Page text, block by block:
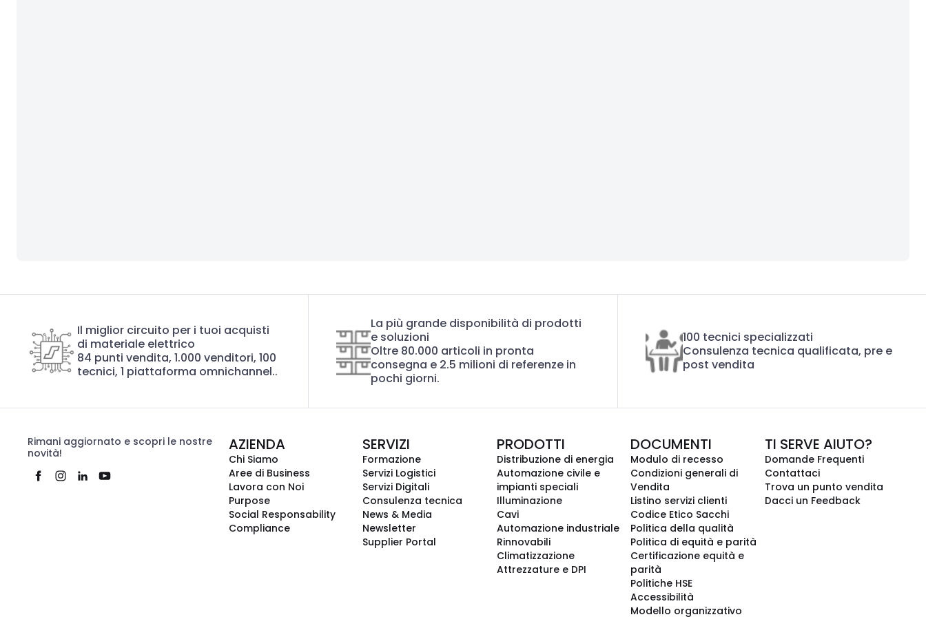
Il miglior circuito per i tuoi acquisti
di materiale elettrico
84 punti vendita, 1.000 venditori, 100
tecnici, 1 piattaforma omnichannel..
La più grande disponibilità di prodotti
e soluzioni
Oltre 80.000 articoli in pronta
consegna e 2.5 milioni di referenze in
pochi giorni.
100 tecnici specializzati
Consulenza tecnica qualificata, pre e
post vendita
Rimani aggiornato e scopri le nostre
novità!
AZIENDA
Chi Siamo
Aree di Business
Lavora con Noi
Purpose
Social Responsability
Compliance
SERVIZI
Formazione
Servizi Logistici
Servizi Digitali
Consulenza tecnica
News & Media
Newsletter
Supplier Portal
PRODOTTI
Distribuzione di energia
Automazione civile e
impianti speciali
Illuminazione
Cavi
Automazione industriale
Rinnovabili
Climatizzazione
Attrezzature e DPI
DOCUMENTI
Modulo di recesso
Condizioni generali di
Vendita
Listino servizi clienti
Codice Etico Sacchi
Politica della qualità
Politica di equità e parità
Certificazione equità e
parità
Politiche HSE
Accessibilità
Modello organizzativo
TI SERVE AIUTO?
Domande Frequenti
Contattaci
Trova un punto vendita
Dacci un Feedback